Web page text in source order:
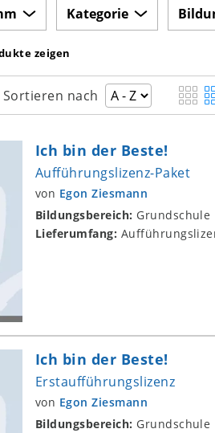
zeigen
Kategorie
Sortieren nach
Ich bin der Beste!
Aufführungslizenz-Paket
von Egon Ziesmann
Bildungsbereich: Grundschule
Lieferumfang:
Ich bin der Beste!
Erstaufführungslizenz
von Egon Ziesmann
Bildungsbereich: Grundschule